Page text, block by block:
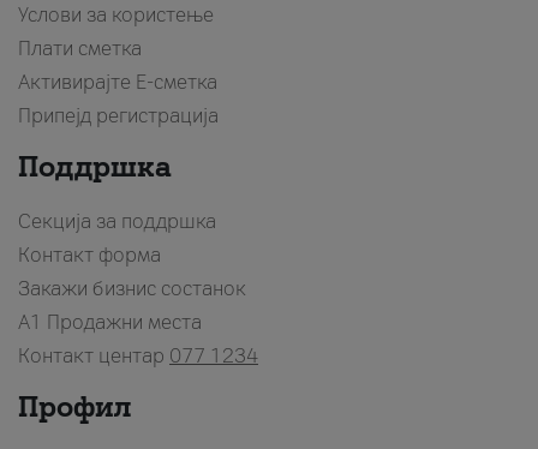
Услови за користење
Плати сметка
Активирајте Е-сметка
Припејд регистрација
Поддршка
Секција за поддршка
Контакт форма
Закажи бизнис состанок
A1 Продажни места
Контакт центар 077 1234
Профил